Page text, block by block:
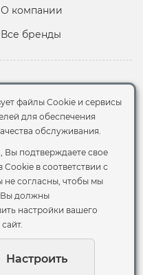
О компании
Все бренды
на
файлы Cookie и сервисы
для обеспечения
обслуживания.
Вы подтверждаете свое
Cookie в соответствии с
согласны, чтобы мы
Вы должны
настройки вашего
Настроить